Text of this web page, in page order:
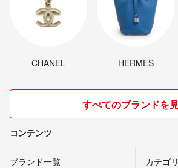
CHANEL HERMES
すべてのブランドを
コンテンツ
ブランド一覧 カテゴ